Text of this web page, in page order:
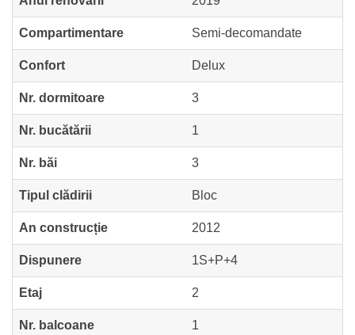
Compartimentare Semi-decomandate
Confort Delux
Nr. dormitoare 3
Nr. bucătării 1
Nr. băi 3
Tipul clădirii Bloc
An construcție 2012
Dispunere 1S+P+4
Etaj 2
Nr. balcoane 1